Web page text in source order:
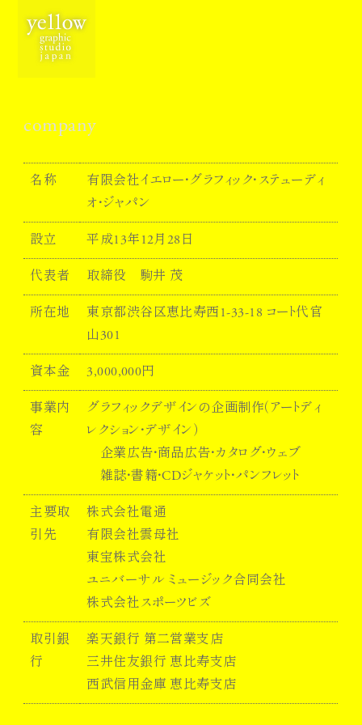
company
名称
有限会社イエロー・グラフィック・ステューディ
オ・ジャパン
設立 平成13年12月28日
代表者 取締役 駒井 茂
所在地
東京都渋谷区恵比寿西1-33-18 コート代官
山301
資本金 3,000,000円
事業内
容
グラフィックデザインの企画制作（アートディ
レクション・デザイン）
企業広告・商品広告・カタログ・ウェブ
雑誌・書籍・CDジャケット・パンフレット
主要取
引先
株式会社電通
有限会社雲母社
東宝株式会社
ユニバーサル ミュージック合同会社
株式会社スポーツビズ
取引銀
行
楽天銀行 第二営業支店
三井住友銀行 恵比寿支店
西武信用金庫 恵比寿支店